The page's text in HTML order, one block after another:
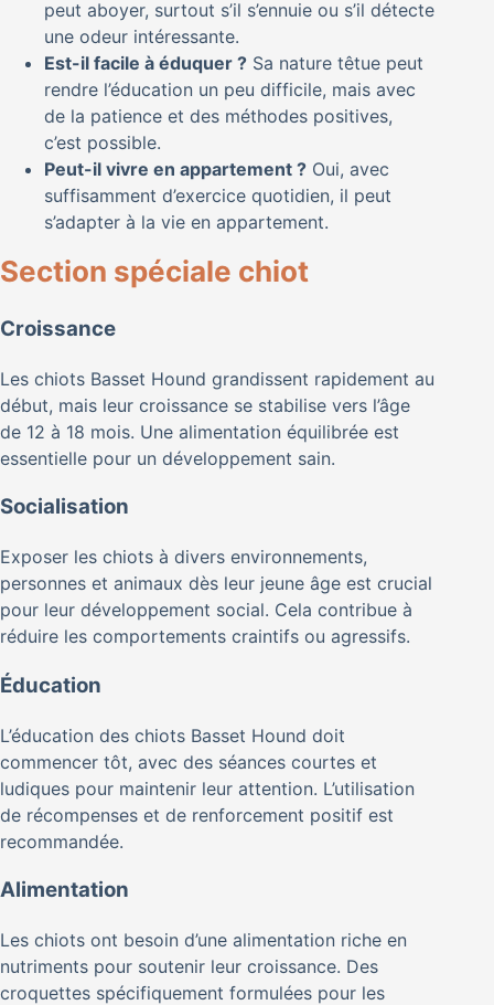
peut aboyer, surtout s’il s’ennuie ou s’il détecte
une odeur intéressante.
Est-il facile à éduquer ? Sa nature têtue peut
rendre l’éducation un peu difficile, mais avec
de la patience et des méthodes positives,
c’est possible.
Peut-il vivre en appartement ? Oui, avec
suffisamment d’exercice quotidien, il peut
s’adapter à la vie en appartement.
Section spéciale chiot
Croissance
Les chiots Basset Hound grandissent rapidement au
début, mais leur croissance se stabilise vers l’âge
de 12 à 18 mois. Une alimentation équilibrée est
essentielle pour un développement sain.
Socialisation
Exposer les chiots à divers environnements,
personnes et animaux dès leur jeune âge est crucial
pour leur développement social. Cela contribue à
réduire les comportements craintifs ou agressifs.
Éducation
L’éducation des chiots Basset Hound doit
commencer tôt, avec des séances courtes et
ludiques pour maintenir leur attention. L’utilisation
de récompenses et de renforcement positif est
recommandée.
Alimentation
Les chiots ont besoin d’une alimentation riche en
nutriments pour soutenir leur croissance. Des
croquettes spécifiquement formulées pour les